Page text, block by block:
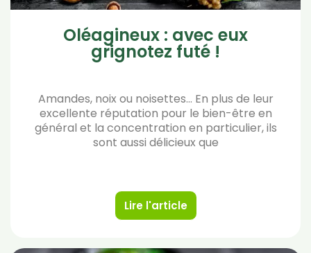
Oléagineux : avec eux
grignotez futé !
Amandes, noix ou noisettes… En plus de leur
excellente réputation pour le bien-être en
général et la concentration en particulier, ils
sont aussi délicieux que
Lire l'article